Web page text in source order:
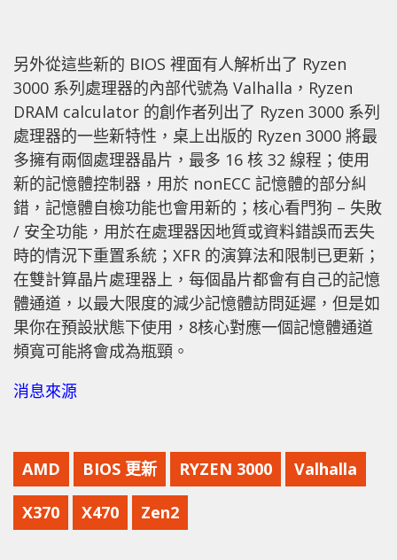
另外從這些新的 BIOS 裡面有人解析出了 Ryzen
3000 系列處理器的內部代號為 Valhalla，Ryzen
DRAM calculator 的創作者列出了 Ryzen 3000 系列
處理器的一些新特性，桌上出版的 Ryzen 3000 將最
多擁有兩個處理器晶片，最多 16 核 32 線程；使用
新的記憶體控制器，用於 nonECC 記憶體的部分糾
錯，記憶體自檢功能也會用新的；核心看門狗 – 失敗
/ 安全功能，用於在處理器因地質或資料錯誤而丟失
時的情況下重置系統；XFR 的演算法和限制已更新；
在雙計算晶片處理器上，每個晶片都會有自己的記憶
體通道，以最大限度的減少記憶體訪問延遲，但是如
果你在預設狀態下使用，8核心對應一個記憶體通道
頻寬可能將會成為瓶頸。
消息來源
AMD BIOS 更新 RYZEN 3000 Valhalla
X370 X470 Zen2